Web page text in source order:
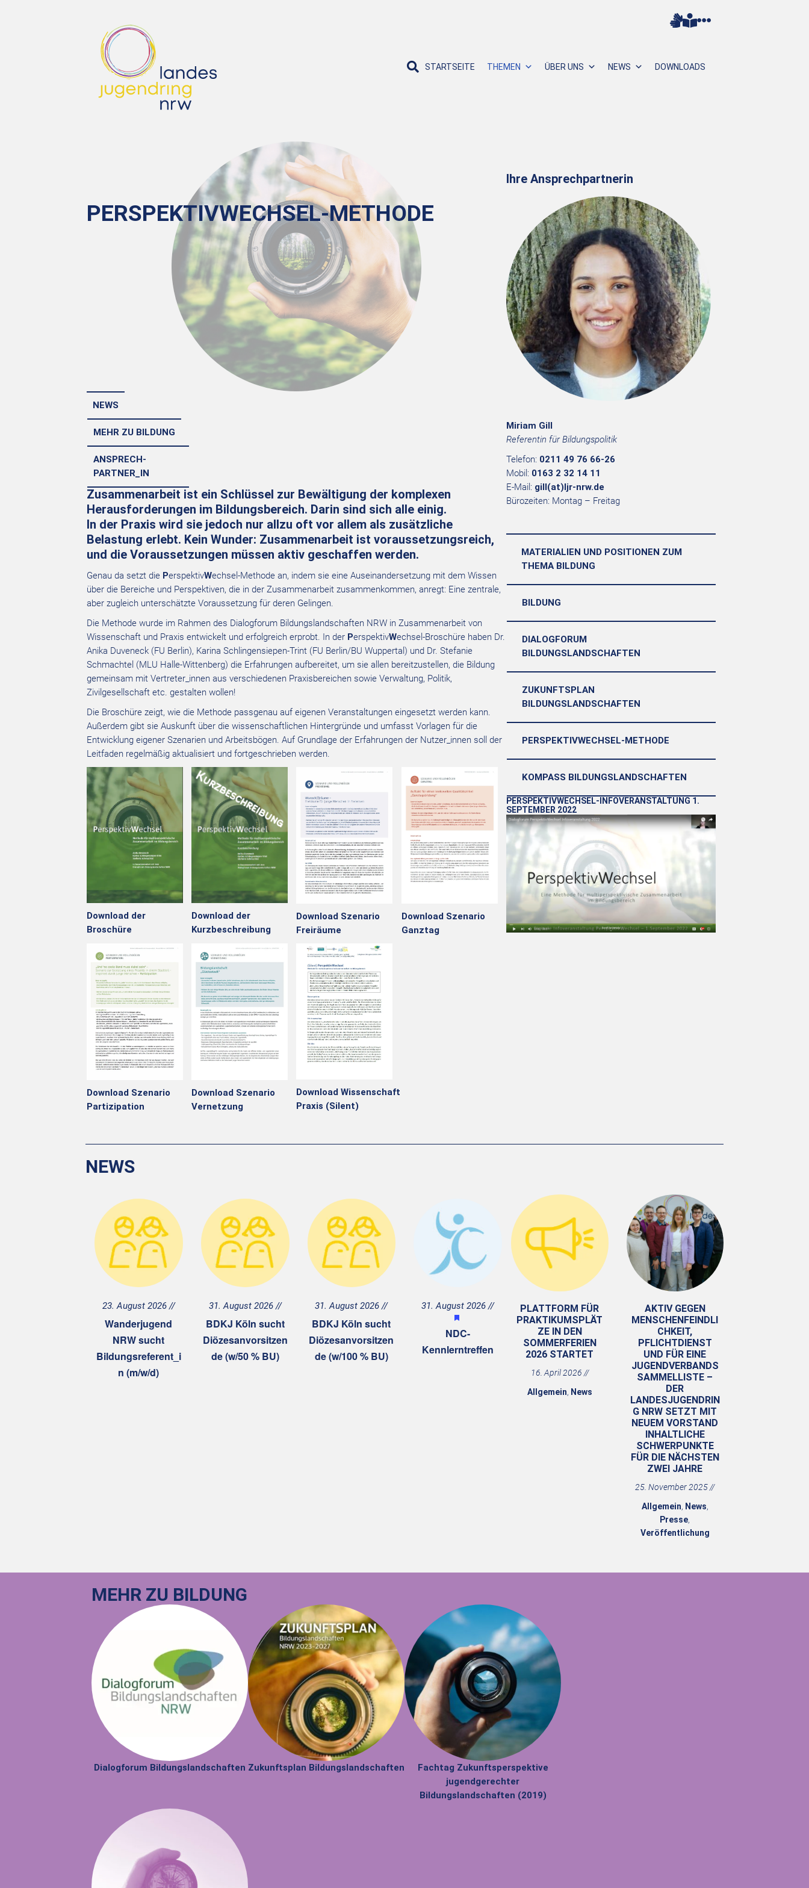
STARTSEITE THEMEN ÜBER UNS NEWS DOWNLOADS
PERSPEKTIVWECHSEL-METHODE
NEWS
MEHR ZU BILDUNG
ANSPRECH-
PARTNER_IN
Zusammenarbeit ist ein Schlüssel zur Bewältigung der komplexen
Herausforderungen im Bildungsbereich. Darin sind sich alle einig.
In der Praxis wird sie jedoch nur allzu oft vor allem als zusätzliche
Belastung erlebt. Kein Wunder: Zusammenarbeit ist voraussetzungsreich,
und die Voraussetzungen müssen aktiv geschaffen werden.
Genau da setzt die PerspektivWechsel-Methode an, indem sie eine Auseinandersetzung mit dem Wissen
über die Bereiche und Perspektiven, die in der Zusammenarbeit zusammenkommen, anregt: Eine zentrale,
aber zugleich unterschätzte Voraussetzung für deren Gelingen.
Die Methode wurde im Rahmen des Dialogforum Bildungslandschaften NRW in Zusammenarbeit von
Wissenschaft und Praxis entwickelt und erfolgreich erprobt. In der PerspektivWechsel-Broschüre haben Dr.
Anika Duveneck (FU Berlin), Karina Schlingensiepen-Trint (FU Berlin/BU Wuppertal) und Dr. Stefanie
Schmachtel (MLU Halle-Wittenberg) die Erfahrungen aufbereitet, um sie allen bereitzustellen, die Bildung
gemeinsam mit Vertreter_innen aus verschiedenen Praxisbereichen sowie Verwaltung, Politik,
Zivilgesellschaft etc. gestalten wollen!
Die Broschüre zeigt, wie die Methode passgenau auf eigenen Veranstaltungen eingesetzt werden kann.
Außerdem gibt sie Auskunft über die wissenschaftlichen Hintergründe und umfasst Vorlagen für die
Entwicklung eigener Szenarien und Arbeitsbögen. Auf Grundlage der Erfahrungen der Nutzer_innen soll der
Leitfaden regelmäßig aktualisiert und fortgeschrieben werden.
Download der
Broschüre
Download der
Kurzbeschreibung
Download Szenario
Freiräume
Download Szenario
Ganztag
Download Szenario
Partizipation
Download Szenario
Vernetzung
DownloadWissenschaft
Praxis (Silent)
Ihre Ansprechpartnerin
Miriam Gill
Referentin für Bildungspolitik
Telefon: 0211 49 76 66-26
Mobil: 0163 2 32 14 11
E-Mail: gill(at)ljr-nrw.de
Bürozeiten: Montag – Freitag
MATERIALIEN UND POSITIONEN ZUM
THEMA BILDUNG
BILDUNG
DIALOGFORUM
BILDUNGSLANDSCHAFTEN
ZUKUNFTSPLAN
BILDUNGSLANDSCHAFTEN
PERSPEKTIVWECHSEL-METHODE
KOMPASS BILDUNGSLANDSCHAFTEN
PERSPEKTIVWECHSEL-INFOVERANSTALTUNG 1.
SEPTEMBER 2022
NEWS
23. August 2026
Wanderjugend
NRW sucht
Bildungsreferent_i
n (m/w/d)
31. August 2026
BDKJ Köln sucht
Diözesanvorsitzen
de (w/50 % BU)
31. August 2026
BDKJ Köln sucht
Diözesanvorsitzen
de (w/100 % BU)
31. August 2026
r
v
o
NDC-
Kennlerntreffen
PLATTFORM FÜR
PRAKTIKUMSPLÄT
ZE IN DEN
SOMMERFERIEN
2026 STARTET
16. April 2026
Allgemein, News
AKTIV GEGEN
MENSCHENFEINDLI
CHKEIT,
PFLICHTDIENST
UND FÜR EINE
JUGENDVERBANDS
SAMMELLISTE –
DER
LANDESJUGENDRIN
G NRW SETZT MIT
NEUEM VORSTAND
INHALTLICHE
SCHWERPUNKTE
FÜR DIE NÄCHSTEN
ZWEI JAHRE
25. November 2025
Allgemein, News,
Presse,
Veröffentlichung
MEHR ZU BILDUNG
Dialogforum Bildungslandschaften Zukunftsplan Bildungslandschaften
Fachtag Zukunftsperspektive
jugendgerechter
Bildungslandschaften (2019)